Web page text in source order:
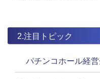
2.注目トピック
パチンコホール経